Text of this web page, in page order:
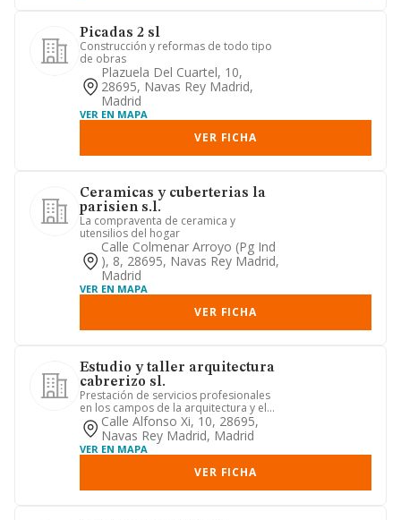
Picadas 2 sl
Construcción y reformas de todo tipo
de obras
Plazuela Del Cuartel, 10,
28695, Navas Rey Madrid,
Madrid
VER EN MAPA
VER FICHA
Ceramicas y cuberterias la
parisien s.l.
La compraventa de ceramica y
utensilios del hogar
Calle Colmenar Arroyo (pg Ind
), 8, 28695, Navas Rey Madrid,
Madrid
VER EN MAPA
VER FICHA
Estudio y taller arquitectura
cabrerizo sl.
Prestación de servicios profesionales
en los campos de la arquitectura y el
urbanismo a cargo de lo...
Calle Alfonso Xi, 10, 28695,
Navas Rey Madrid, Madrid
VER EN MAPA
VER FICHA